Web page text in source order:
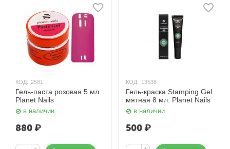
КОД: 2581
Гель-паста розовая 5 мл.
Planet Nails
в наличии
880₽
КОД: 13538
Гель-краска Stamping Gel
мятная 8 мл. Planet Nails
в наличии
500₽